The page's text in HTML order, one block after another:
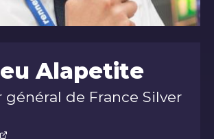
Alapetite
général de France Silver